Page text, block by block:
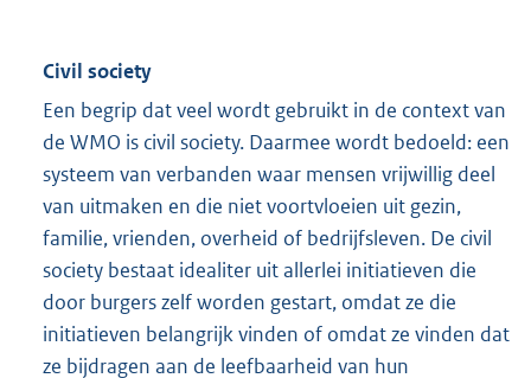
Civil society
Een begrip dat veel wordt gebruikt in de context van
de WMO is civil society. Daarmee wordt bedoeld: een
systeem van verbanden waar mensen vrijwillig deel
van uitmaken en die niet voortvloeien uit gezin,
familie, vrienden, overheid of bedrijfsleven. De civil
society bestaat idealiter uit allerlei initiatieven die
door burgers zelf worden gestart, omdat ze die
initiatieven belangrijk vinden of omdat ze vinden dat
ze bijdragen aan de leefbaarheid van hun